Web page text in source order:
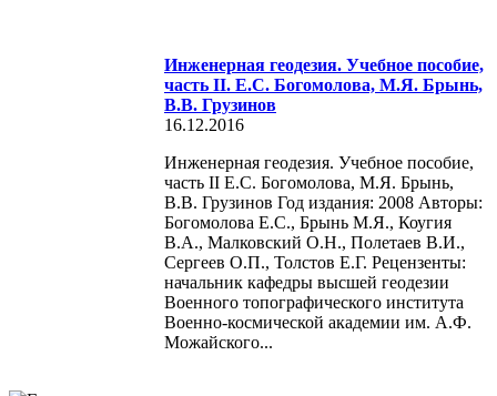
Инженерная геодезия. Учебное пособие,
часть II. Е.С. Богомолова, М.Я. Брынь,
В.В. Грузинов
16.12.2016
Инженерная геодезия. Учебное пособие,
часть II Е.С. Богомолова, М.Я. Брынь,
В.В. Грузинов Год издания: 2008 Авторы:
Богомолова Е.С., Брынь М.Я., Коугия
В.А., Малковский О.Н., Полетаев В.И.,
Сергеев О.П., Толстов Е.Г. Рецензенты:
начальник кафедры высшей геодезии
Военного топографического института
Военно-космической академии им. А.Ф.
Можайского...